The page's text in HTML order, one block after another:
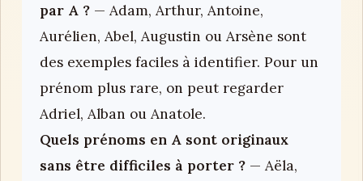
par A ? — Adam, Arthur, Antoine,
Aurélien, Abel, Augustin ou Arsène sont
des exemples faciles à identifier. Pour un
prénom plus rare, on peut regarder
Adriel, Alban ou Anatole.
Quels prénoms en A sont originaux
sans être difficiles à porter ? — Aëla,